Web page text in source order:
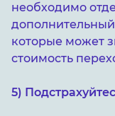
необходимо
которые может
стоимость
5)